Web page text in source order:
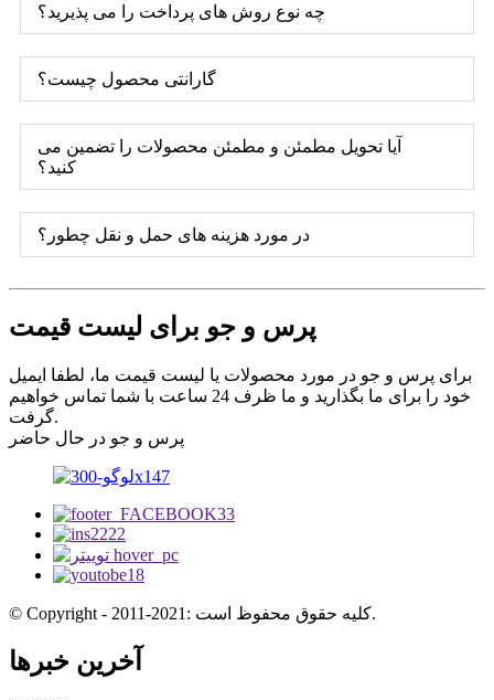
چه نوع روش های پرداخت را می پذیرید؟
گارانتی محصول چیست؟
آیا تحویل مطمئن و مطمئن محصولات را تضمین می
کنید؟
در مورد هزینه های حمل و نقل چطور؟
پرس و جو برای لیست قیمت
برای پرس و جو در مورد محصولات یا لیست قیمت ما، لطفا ایمیل
خود را برای ما بگذارید و ما ظرف 24 ساعت با شما تماس خواهیم
گرفت.
پرس و جو در حال حاضر
© Copyright - 2011-2021: کلیه حقوق محفوظ است.
آخرین خبرها